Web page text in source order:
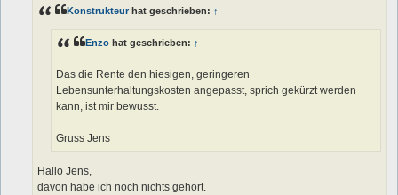
r
Konstrukteur hat geschrieben: ↑
Enzo hat geschrieben: ↑
Das die Rente den hiesigen, geringeren
Lebensunterhaltungskosten angepasst, sprich gekürzt werden
kann, ist mir bewusst.
Gruss Jens
Hallo Jens,
davon habe ich noch nichts gehört.